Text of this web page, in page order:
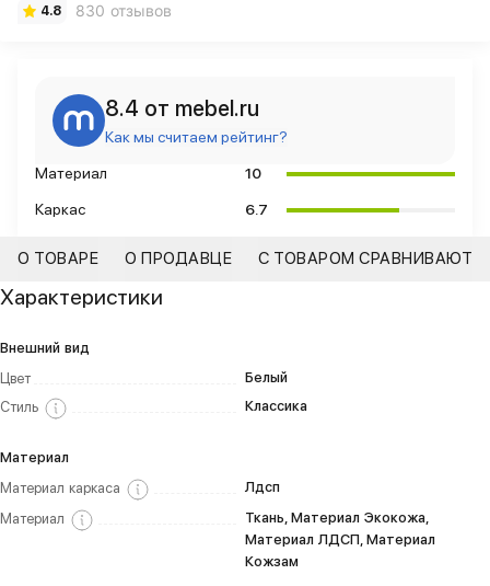
4.8 830 отзывов
8.4 от mebel.ru
Как мы считаем рейтинг?
Материал 10
Каркас 6.7
О ТОВАРЕ О ПРОДАВЦЕ С ТОВАРОМ СРАВНИВАЮТ
Характеристики
Внешний вид
Цвет
Белый
Стиль
Классика
Материал
Материал каркаса
Лдсп
Материал
Ткань, Материал Экокожа,
Материал ЛДСП, Материал
Кожзам